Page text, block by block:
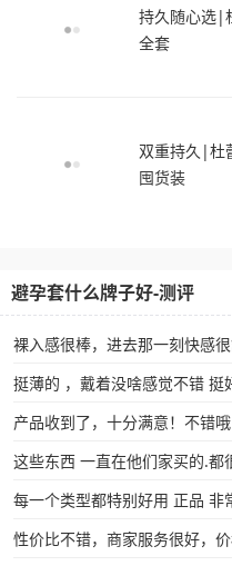
持久随心选|
全套
双重持久|杜
囤货装
避孕套什么牌子好-测评
裸入感很棒，进去那一刻快感
挺薄的 ，戴着没啥感觉不错 挺
产品收到了，十分满意！不错哦
这些东西 一直在他们家买的.都
每一个类型都特别好用 正品 非
性价比不错，商家服务很好，